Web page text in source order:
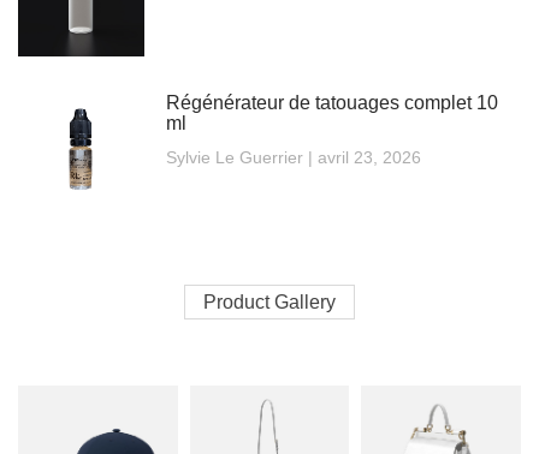
Régénérateur de tatouages complet 10
ml
Sylvie Le Guerrier avril 23, 2026
Product Gallery